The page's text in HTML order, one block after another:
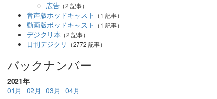
広告 （2 記事）
音声版ポッドキャスト （1 記事）
動画版ポッドキャスト （1 記事）
デジクリ本 （2 記事）
日刊デジクリ （2772 記事）
バックナンバー
2021年
01月
02月 03月
04月